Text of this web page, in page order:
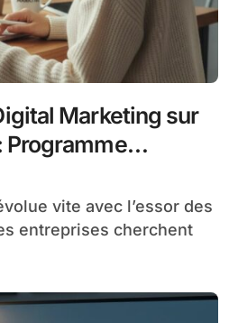
Marketing sur
entreprises cherchent